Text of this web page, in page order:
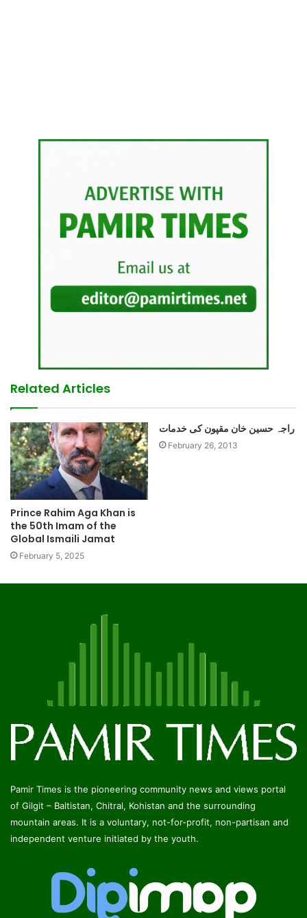
Related Articles
Prince Rahim Aga Khan is
the 50th Imam of the
Global Ismaili Jamat
February 5, 2025
راجہ حسین خان مقپون کی خدمات
February 26, 2013
Pamir Times is the pioneering community news and views portal
of Gilgit – Baltistan, Chitral, Kohistan and the surrounding
mountain areas. It is a voluntary, not-for-profit, non-partisan and
independent venture initiated by the youth.